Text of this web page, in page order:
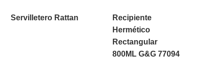
Servilletero Rattan
Recipiente
Hermético
Rectangular
800ML G&G 77094